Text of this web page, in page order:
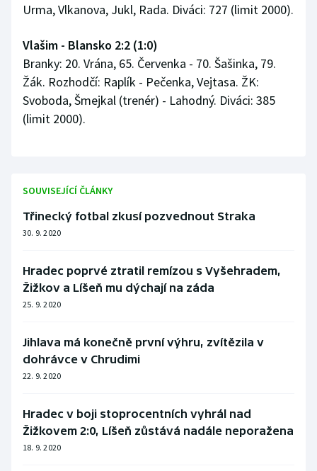
Urma, Vlkanova, Jukl, Rada. Diváci: 727 (limit 2000).
Vlašim - Blansko 2:2 (1:0)
Branky: 20. Vrána, 65. Červenka - 70. Šašinka, 79.
Žák. Rozhodčí: Raplík - Pečenka, Vejtasa. ŽK:
Svoboda, Šmejkal (trenér) - Lahodný. Diváci: 385
(limit 2000).
SOUVISEJÍCÍ ČLÁNKY
Třinecký fotbal zkusí pozvednout Straka
30. 9. 2020
Hradec poprvé ztratil remízou s Vyšehradem,
Žižkov a Líšeň mu dýchají na záda
25. 9. 2020
Jihlava má konečně první výhru, zvítězila v
dohrávce v Chrudimi
22. 9. 2020
Hradec v boji stoprocentních vyhrál nad
Žižkovem 2:0, Líšeň zůstává nadále neporažena
18. 9. 2020